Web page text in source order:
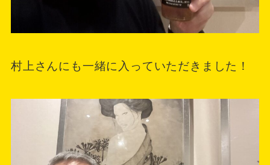
村上さんにも一緒に入っていただきました！